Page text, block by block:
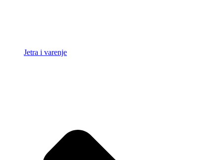
Jetra i varenje